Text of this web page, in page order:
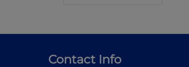
Contact Info